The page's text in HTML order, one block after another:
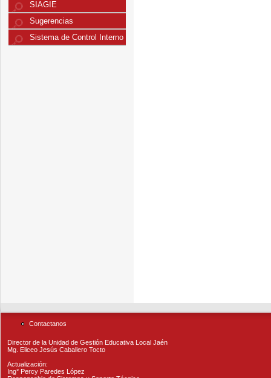
SIAGIE
Sugerencias
Sistema de Control Interno
Contactanos
Director de la Unidad de Gestión Educativa Local Jaén
Mg. Eliceo Jesús Caballero Tocto
Actualización:
Ing° Percy Paredes López